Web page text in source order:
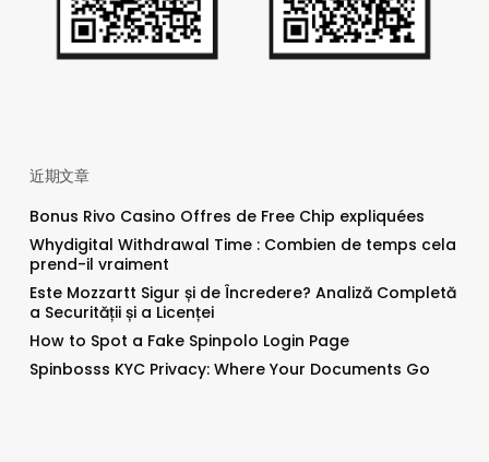
近期文章
Bonus Rivo Casino Offres de Free Chip expliquées
Whydigital Withdrawal Time : Combien de temps cela
prend-il vraiment
Este Mozzartt Sigur și de Încredere? Analiză Completă
a Securității și a Licenței
How to Spot a Fake Spinpolo Login Page
Spinbosss KYC Privacy: Where Your Documents Go